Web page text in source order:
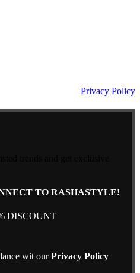
Privacy Policy
TO RASHASTYLE!
DISCOUNT
wit ourPrivacy Policy